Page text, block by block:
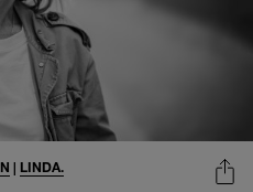
| LINDA.